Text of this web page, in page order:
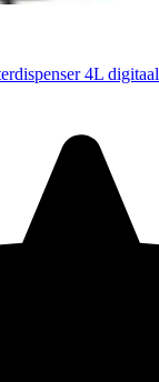
4L digitaal